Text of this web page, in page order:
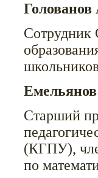
Голованов
Сотрудник
Старший
(КГПУ),
по